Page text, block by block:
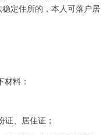
定住所的，本人可落户居
下材料：
份证、居住证；